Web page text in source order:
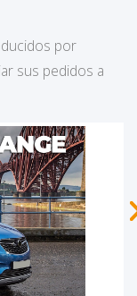
por
sus pedidos a